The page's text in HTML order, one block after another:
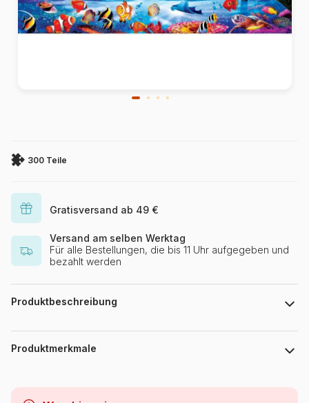
300 Teile
Gratisversand ab 49 €
Versand am selben Werktag
Für alle Bestellungen, die bis 11 Uhr aufgegeben und
bezahlt werden
Produktbeschreibung
Steve Sundram
Produktmerkmale